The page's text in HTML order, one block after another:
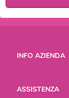
INFO AZIENDA
ASSISTENZA